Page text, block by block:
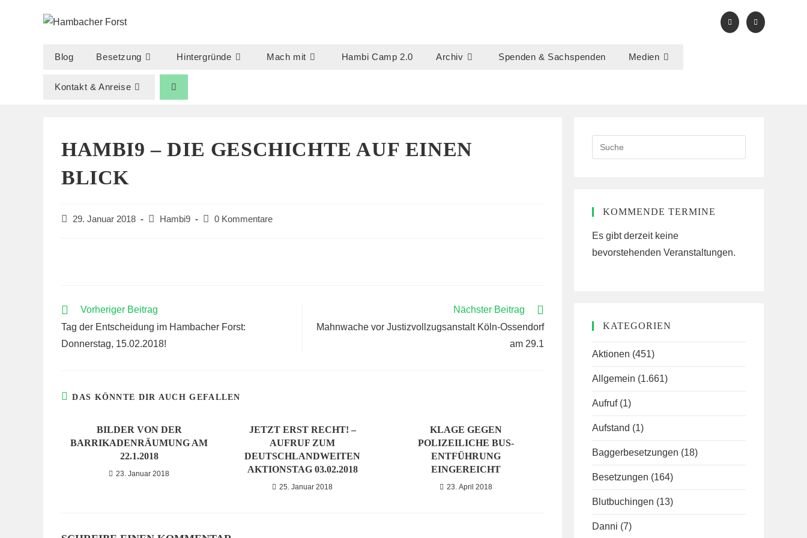
Blog Besetzung Hintergründe Mach mit Hambi Camp 2.0 Archiv Spenden & Sachspenden Medien
Kontakt & Anreise
HAMBI9 – DIE GESCHICHTE AUF EINEN
BLICK
Beitrag
29. Januar 2018
Beitrags-
Hambi9
Beitrags-
0 Kommentare
WEITERE
ANSEHEN
Vorheriger Beitrag
Tag der Entscheidung im Hambacher Forst:
Donnerstag, 15.02.2018!
Nächster Beitrag
Mahnwache vor Justizvollzugsanstalt Köln-Ossendorf
am 29.1
DAS KÖNNTE DIR AUCH GEFALLEN
BILDER VON DER
BARRIKADENRÄUMUNG AM
22.1.2018
23. Januar 2018
JETZT ERST RECHT! –
AUFRUF ZUM
DEUTSCHLANDWEITEN
AKTIONSTAG 03.02.2018
25. Januar 2018
KLAGE GEGEN
POLIZEILICHE BUS-
ENTFÜHRUNG
EINGEREICHT
23. April 2018
this
KOMMENDE TERMINE
Es gibt derzeit keine
bevorstehenden Veranstaltungen.
KATEGORIEN
Aktionen (451)
Allgemein (1.661)
Aufruf (1)
Aufstand (1)
Baggerbesetzungen (18)
Besetzungen (164)
Blutbuchingen (13)
Danni (7)